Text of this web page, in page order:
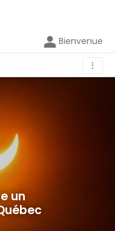
Bienvenue
⋮
un